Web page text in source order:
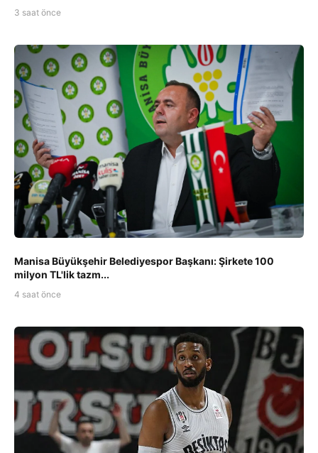
3 saat önce
Manisa Büyükşehir Belediyespor Başkanı: Şirkete 100
milyon TL'lik tazm...
4 saat önce